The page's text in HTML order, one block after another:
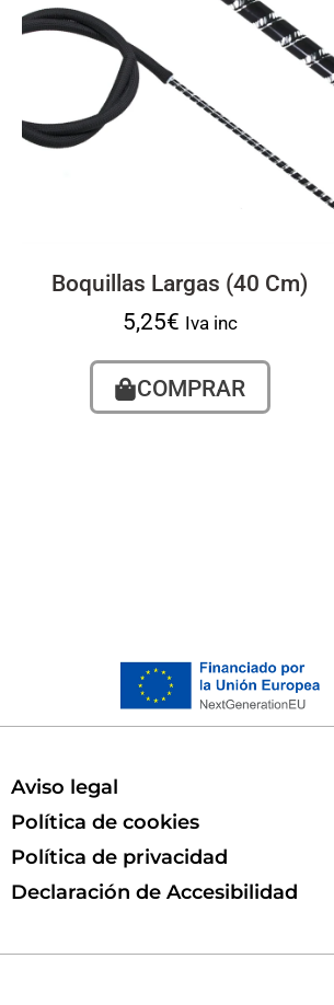
Boquillas Largas (40 Cm)
5,25€ Iva inc
COMPRAR
Aviso legal
Política de cookies
Política de privacidad
Declaración de Accesibilidad